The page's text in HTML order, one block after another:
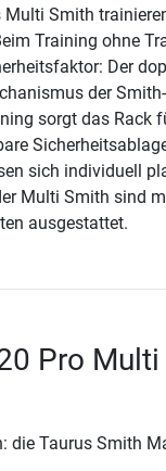
Multi Smith
Training ohne
Der
der
sorgt das Rack
sich individuell
Multi Smith sind
ausgestattet.
Pro
die Taurus Smith